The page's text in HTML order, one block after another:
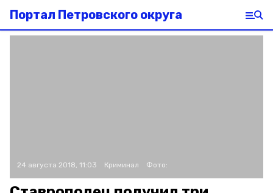
Портал Петровского округа
24 августа 2018, 11:03 Криминал Фото: